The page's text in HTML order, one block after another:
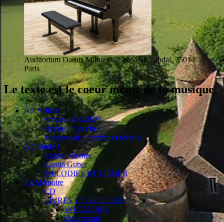
Auditorium Darius Milhaud, 2 impasse Vandal, 75014
Paris
Le texte est le coeur même de la musique
À l’Affiche !
Saison 2026-2027
Opéras de poche
Musique de chambre et récitals
À l’Étude !
Regina Werner
Carola Guber
MÉLODIES ET LIEDER
En Mémoire
CD
LIVRES ET ARTICLES
VOCALISES
Ostersonate